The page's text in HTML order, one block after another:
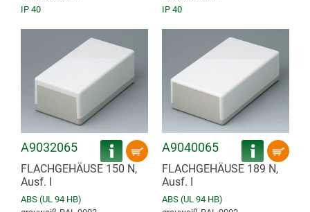
IP 40
IP 40
A9032065
FLACHGEHÄUSE 150 N,
Ausf. I
ABS (UL 94 HB)
A9040065
FLACHGEHÄUSE 189 N,
Ausf. I
ABS (UL 94 HB)